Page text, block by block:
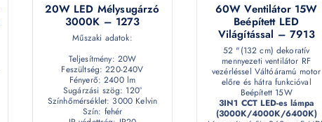
20W LED Mélysugárzó
3000K – 1273
Műszaki adatok:
Teljesítmény: 20W
Feszültség: 220-240V
Fényerő: 2400 lm
Sugárzási szög: 120°
Színhőmérséklet: 3000 Kelvin
Szín: fehér
60W Ventilátor 15W
Beépített LED
Világítással – 7913
52 "(132 cm) dekoratív
mennyezeti ventilátor RF
vezérléssel Váltóáramú motor
előre és hátra funkcióval
Beépített 15W
3IN1 CCT LED-es lámpa
(3000K/4000K/6400K)